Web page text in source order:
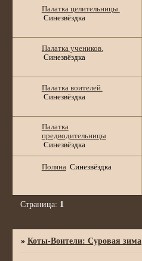
Палатка целительницы.
Синезвёздка
Палатка учеников.
Синезвёздка
Палатка воителей.
Синезвёздка
Палатка
предводительницы
Синезвёздка
Поляна Синезвёздка
Страница: 1
»Коты-Воители: Суровая зима